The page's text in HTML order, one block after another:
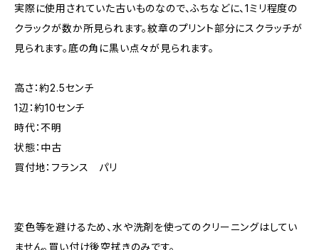
実際に使用されていた古いものなので、ふちなどに、1ミリ程度の
クラックが数か所見られます。紋章のプリント部分にスクラッチが
見られます。底の角に黒い点々が見られます。
高さ：約2.5センチ
1辺：約10センチ
時代：不明
状態：中古
買付地：フランス パリ
変色等を避けるため、水や洗剤を使ってのクリーニングはしてい
ません。買い付け後空拭きのみです。